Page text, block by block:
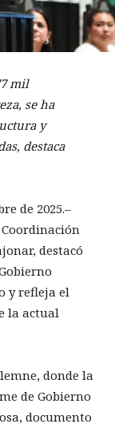
mil
se ha
y
destaca
de 2025.–
destacó
y refleja el
la actual
donde la
de Gobierno
documento